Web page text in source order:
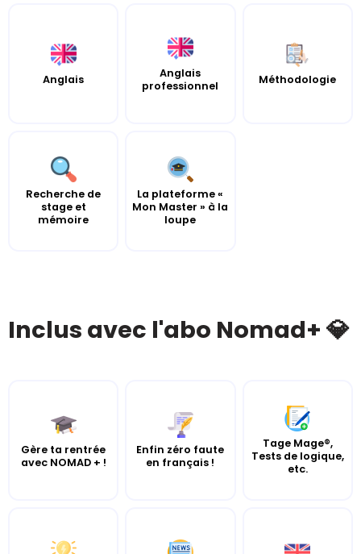
Anglais
Anglais
professionnel
Méthodologie
Recherche de
stage et
mémoire
La plateforme «
Mon Master » à la
loupe
Inclus avec l'abo Nomad+ 💎
Gère ta rentrée
avec NOMAD + !
Enfin zéro faute
en français !
Tage Mage®,
Tests de logique,
etc.